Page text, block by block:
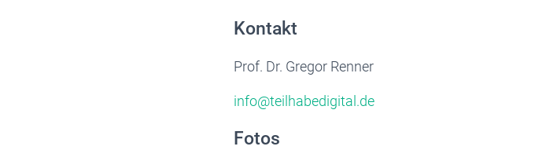
Kontakt
Prof. Dr. Gregor Renner
info@teilhabedigital.de
Fotos